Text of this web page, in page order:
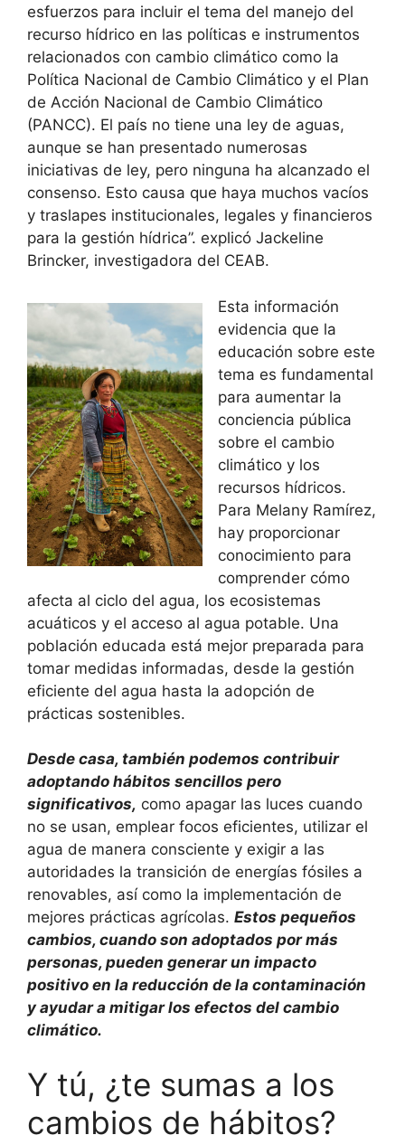
esfuerzos para incluir el tema del manejo del
recurso hídrico en las políticas e instrumentos
relacionados con cambio climático como la
Política Nacional de Cambio Climático y el Plan
de Acción Nacional de Cambio Climático
(PANCC). El país no tiene una ley de aguas,
aunque se han presentado numerosas
iniciativas de ley, pero ninguna ha alcanzado el
consenso. Esto causa que haya muchos vacíos
y traslapes institucionales, legales y financieros
para la gestión hídrica”. explicó Jackeline
Brincker, investigadora del CEAB.
Esta información
evidencia que la
educación sobre este
tema es fundamental
para aumentar la
conciencia pública
sobre el cambio
climático y los
recursos hídricos.
Para Melany Ramírez,
hay proporcionar
conocimiento para
comprender cómo
afecta al ciclo del agua, los ecosistemas
acuáticos y el acceso al agua potable. Una
población educada está mejor preparada para
tomar medidas informadas, desde la gestión
eficiente del agua hasta la adopción de
prácticas sostenibles.
Desde casa, también podemos contribuir
adoptando hábitos sencillos pero
significativos, como apagar las luces cuando
no se usan, emplear focos eficientes, utilizar el
agua de manera consciente y exigir a las
autoridades la transición de energías fósiles a
renovables, así como la implementación de
mejores prácticas agrícolas. Estos pequeños
cambios, cuando son adoptados por más
personas, pueden generar un impacto
positivo en la reducción de la contaminación
y ayudar a mitigar los efectos del cambio
climático.
Y tú, ¿te sumas a los
cambios de hábitos?